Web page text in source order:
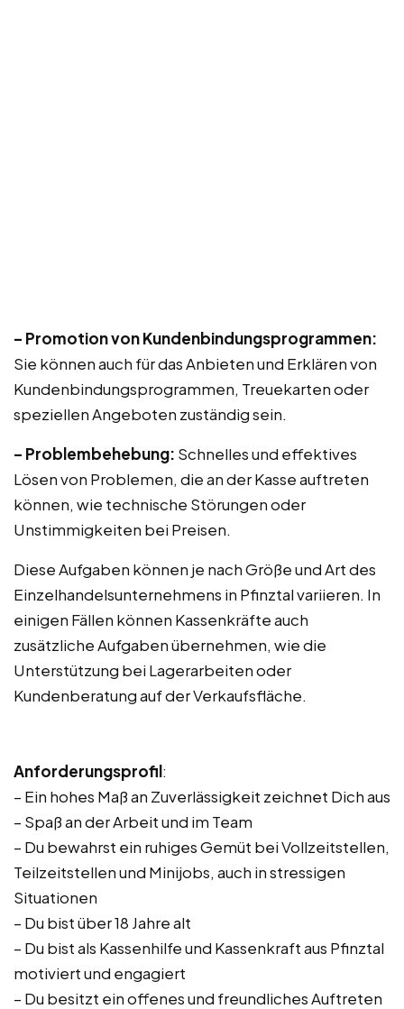
– Promotion von Kundenbindungsprogrammen:
Sie können auch für das Anbieten und Erklären von
Kundenbindungsprogrammen, Treuekarten oder
speziellen Angeboten zuständig sein.
– Problembehebung: Schnelles und effektives
Lösen von Problemen, die an der Kasse auftreten
können, wie technische Störungen oder
Unstimmigkeiten bei Preisen.
Diese Aufgaben können je nach Größe und Art des
Einzelhandelsunternehmens in Pfinztal variieren. In
einigen Fällen können Kassenkräfte auch
zusätzliche Aufgaben übernehmen, wie die
Unterstützung bei Lagerarbeiten oder
Kundenberatung auf der Verkaufsfläche.
Anforderungsprofil:
– Ein hohes Maß an Zuverlässigkeit zeichnet Dich aus
– Spaß an der Arbeit und im Team
– Du bewahrst ein ruhiges Gemüt bei Vollzeitstellen,
Teilzeitstellen und Minijobs, auch in stressigen
Situationen
– Du bist über 18 Jahre alt
– Du bist als Kassenhilfe und Kassenkraft aus Pfinztal
motiviert und engagiert
– Du besitzt ein offenes und freundliches Auftreten